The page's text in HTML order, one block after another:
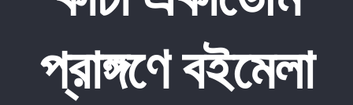
প্রাঙ্গণে বইমেলা